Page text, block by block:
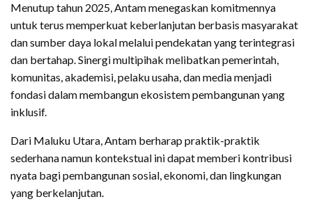
Menutup tahun 2025, Antam menegaskan komitmennya
untuk terus memperkuat keberlanjutan berbasis masyarakat
dan sumber daya lokal melalui pendekatan yang terintegrasi
dan bertahap. Sinergi multipihak melibatkan pemerintah,
komunitas, akademisi, pelaku usaha, dan media menjadi
fondasi dalam membangun ekosistem pembangunan yang
inklusif.
Dari Maluku Utara, Antam berharap praktik-praktik
sederhana namun kontekstual ini dapat memberi kontribusi
nyata bagi pembangunan sosial, ekonomi, dan lingkungan
yang berkelanjutan.